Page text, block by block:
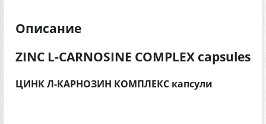
Описание
ZINC L-CARNOSINE COMPLEX capsules
ЦИНК Л-КАРНОЗИН КОМПЛЕКС капсули